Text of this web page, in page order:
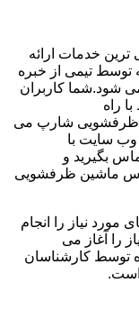
خدمات ارائه
توسط تیمی از خبره
شود.شما کاربران
راه
ظرفشویی شارپ می
وب سایت با
بگیرید و
ماشین ظرفشویی
نیاز را انجام
را آغاز می
توسط کارشناسان
است.